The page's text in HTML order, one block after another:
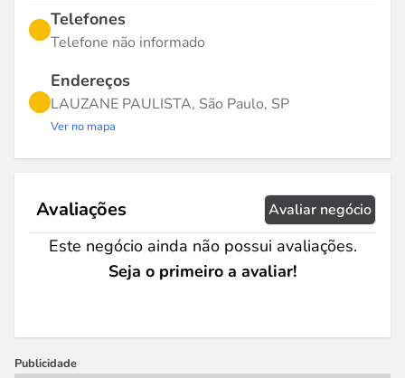
Telefones
Telefone não informado
Endereços
LAUZANE PAULISTA, São Paulo, SP
Ver no mapa
Avaliações Avaliar negócio
Este negócio ainda não possui avaliações.
Seja o primeiro a avaliar!
Publicidade